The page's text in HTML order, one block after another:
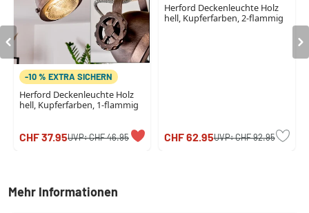
-10 % EXTRA SICHERN
Herford Deckenleuchte Holz
hell, Kupferfarben, 1-flammig
CHF 37.95UVP:CHF 46.95
Herford Deckenleuchte Holz
hell, Kupferfarben, 2-flammig
CHF 62.95UVP:CHF 92.95
Mehr Informationen